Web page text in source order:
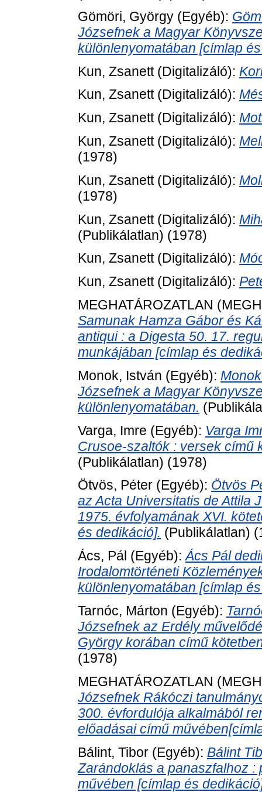
Gömöri, György (Egyéb):
Józsefnek a Magyar
különlenyomatában [címlap
Kun, Zsanett(Digitalizáló):
Kun, Zsanett(Digitalizáló):
Kun, Zsanett(Digitalizáló):
Kun, Zsanett(Digitalizáló):
(1978)
Kun, Zsanett(Digitalizáló):
(1978)
Kun, Zsanett(Digitalizáló):
(Publikálatlan) (1978)
Kun, Zsanett(Digitalizáló):
Kun, Zsanett(Digitalizáló):
MEGHATÁROZATLAN
Samunak Hamza Gábor és
antiqui : a Digesta 50. 17.
munkájában [címlap és
Monok, István (Egyéb):
Józsefnek a Magyar
különlenyomatában.
Varga, Imre (Egyéb): Varga
Crusoe-szaltók : versek című
(Publikálatlan) (1978)
Ötvös, Péter (Egyéb): Ötvös
az Acta Universitatis de Attila
1975. évfolyamának XVI.
és dedikáció]. (Publikálatlan)
Ács, Pál (Egyéb):Ács Pál
Irodalomtörténeti
különlenyomatában [címlap
Tarnóc, Márton (Egyéb):
Józsefnek az Erdély
György korában című
(1978)
MEGHATÁROZATLAN
Józsefnek Rákóczi
300. évfordulója alkalmából
előadásai című
Bálint, Tibor (Egyéb): Bálint
Zarándoklás a panaszfalhoz
művében [címlap és